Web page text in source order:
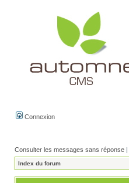
Connexion
Consulter les messages sans réponse |
Index du forum